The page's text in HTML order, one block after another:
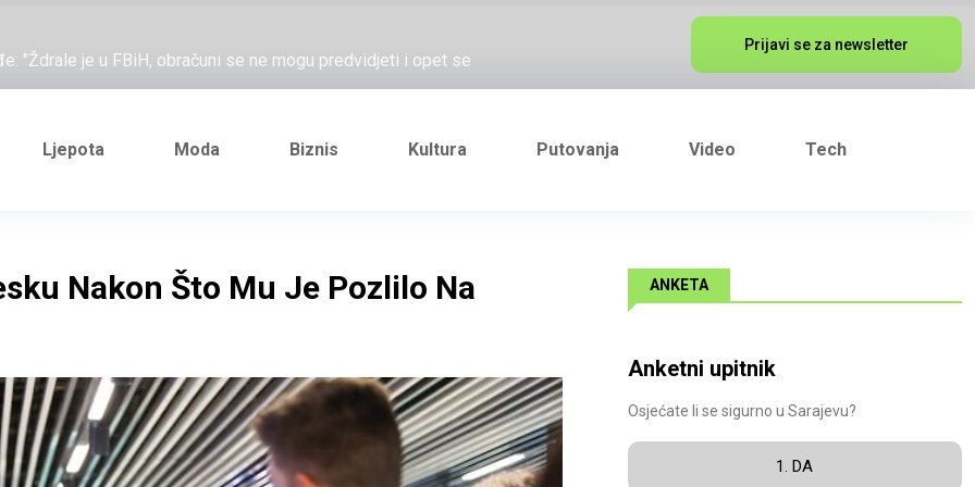
"Ždrale je u FBiH, obračuni se ne mogu predvidjeti i opet se
Željezničarov Karamarko
je general Izet Nanić, pogibijom je probio blokadu koja je
Prijavi se za newsletter
Ljepota Moda Biznis Kultura Putovanja Video Tech
Nakon Što Mu Je Pozlilo Na
ANKETA
Anketni upitnik
Osjećate li se sigurno u Sarajevu?
1. DA